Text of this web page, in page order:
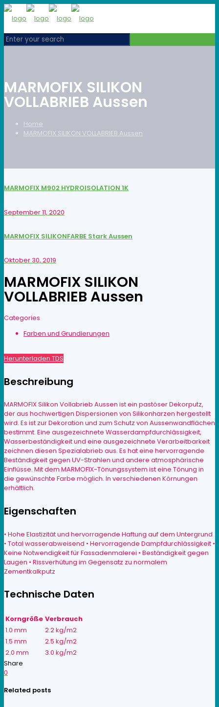
MARMOFIX SILIKON
VOLLABRIEB Aussen
Home
MARMOFIX SILIKON VOLLABRIEB Aussen
MARMOFIX M902 HYDROISOLATION 1K
September 11, 2020
MARMOFIX SILIKONFARBE Stark Aussen
Oktober 30, 2019
MARMOFIX SILIKON
VOLLABRIEB Aussen
Categories
Farben und Grundierungen
Herunterladen TDS
Beschreibung
MARMOFIX Silikon Vollabrieb Aussen ist ein pastöser Dekorputz,
der aus hochwertigen Dispersionen von Silikonharzen hergestellt
wird. Es ist zur Dekoration und zum Schutz von Aussenwandflächen
bestimmt. Eine ausgezeichnete Wasserdampfdurchlässigkeit,
Wasserbeständigkeit und eine ausgezeichnete Verarbeitbarkeit
zeichnen diesen Spezialabrieb aus. Es hat eine hervorragende
Beständigkeit gegen UV-Strahlen und andere atmosphärische
Einflüsse. Mit dem MARMOFIX-Tönungssystem ist eine Tönung in
die gewünschte Farbe möglich. In verschiedenen Körnungen
erhältlich.
Eigenschaften
• Hohe Elastizität und hervorragende Haftung auf dem Untergrund
• Total wasserabweisend • Hervorragende Dampfdurchlässigkeit •
Keine Notwendigkeit für Fassadenmalerei • Beständigkeit gegen
Laugen • Rissverhütung im Gegensatz zu normalem
Zementkalkputz
Technische Daten
Korngröße Verbrauch
1.0 mm
2.2 kg/m2
1.5 mm
2.5 kg/m2
2.0 mm
3.0 kg/m2
Share
0
Related posts